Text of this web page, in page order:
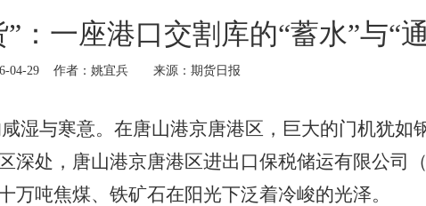
：一座港口交割库的“蓄水”与“
04-29 作者：姚宜兵 来源：期货日报
湿与寒意。在唐山港京唐港区，巨大的门机犹如
处，唐山港京唐港区进出口保税储运有限公司（
吨焦煤、铁矿石在阳光下泛着冷峻的光泽。